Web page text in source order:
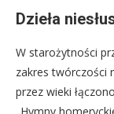
Dzieła
W starożytności
zakres twórczości
przez wieki